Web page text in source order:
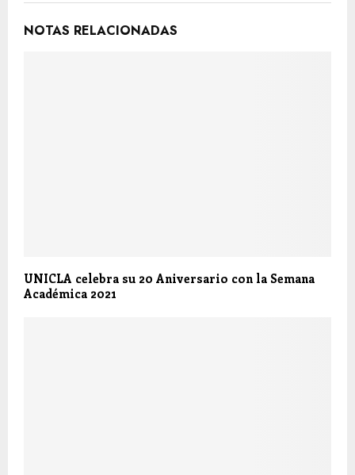
NOTAS RELACIONADAS
UNICLA celebra su 20 Aniversario con la Semana
Académica 2021